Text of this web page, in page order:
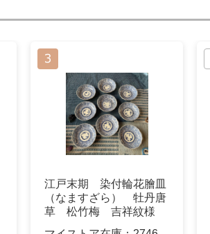
江戸末期 染付輪花膾皿
（なますざら） 牡丹唐
草 松竹梅 吉祥紋様